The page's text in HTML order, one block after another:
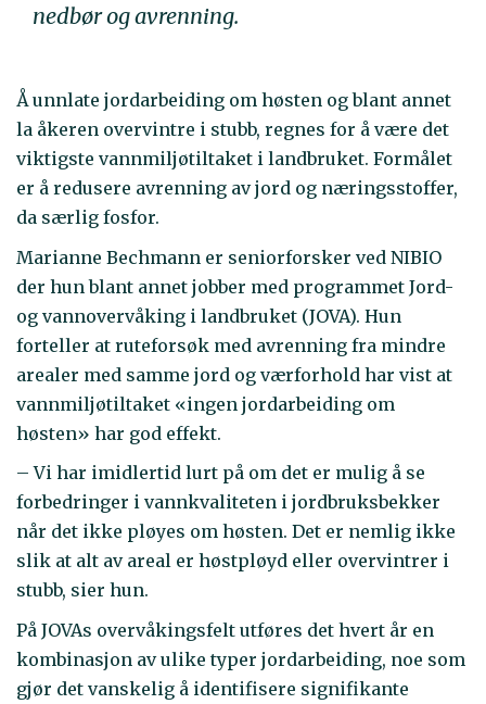
nedbør og avrenning.
Å unnlate jordarbeiding om høsten og blant annet
la åkeren overvintre i stubb, regnes for å være det
viktigste vannmiljøtiltaket i landbruket. Formålet
er å redusere avrenning av jord og næringsstoffer,
da særlig fosfor.
Marianne Bechmann er seniorforsker ved NIBIO
der hun blant annet jobber med programmet Jord-
og vannovervåking i landbruket (JOVA). Hun
forteller at ruteforsøk med avrenning fra mindre
arealer med samme jord og værforhold har vist at
vannmiljøtiltaket «ingen jordarbeiding om
høsten» har god effekt.
– Vi har imidlertid lurt på om det er mulig å se
forbedringer i vannkvaliteten i jordbruksbekker
når det ikke pløyes om høsten. Det er nemlig ikke
slik at alt av areal er høstpløyd eller overvintrer i
stubb, sier hun.
På JOVAs overvåkingsfelt utføres det hvert år en
kombinasjon av ulike typer jordarbeiding, noe som
gjør det vanskelig å identifisere signifikante